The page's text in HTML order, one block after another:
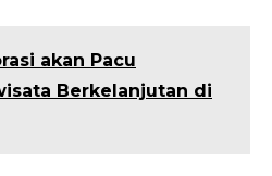
akan Pacu
Berkelanjutan di